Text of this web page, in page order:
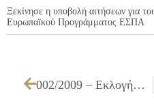
Ξεκίνησε η υποβολή αιτήσεων για
Ευρωπαϊκού Προγράμματος ΕΣΠΑ
002/2009 – Εκλογή Μελών Δημαρχιακής Επιτροπής, σύμφωνα με το άρθρο 104 του Ν. 3463/2006